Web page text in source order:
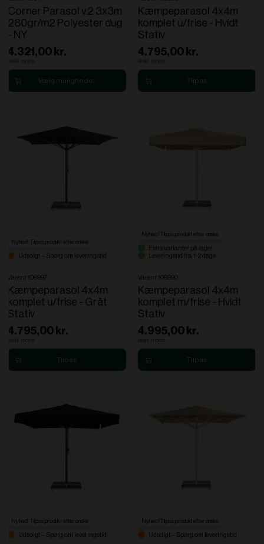
4.321,00 kr.
Corner Parasol v.2 3x3m
280gr/m2 Polyester dug
- NY
4.795,00 kr.
Kæmpeparasol 4x4m
komplet u/frise - Hvidt
Stativ
4.795,00 kr.
Nyhed! Tilpas produkt efter ønske
Udsolgt – Spørg om leveringstid
Varenr. 106997
Kæmpeparasol 4x4m
komplet u/frise - Gråt
Stativ
4.995,00 kr.
Nyhed! Tilpas produkt efter ønske
Flere varianter på lager
Leveringstid fra: 1-2 dage
Varenr. 106990
Kæmpeparasol 4x4m
komplet m/frise - Hvidt
Stativ
Nyhed! Tilpas produkt efter ønske
Udsolgt – Spørg om leveringstid
Nyhed! Tilpas produkt efter ønske
Udsolgt – Spørg om leveringstid